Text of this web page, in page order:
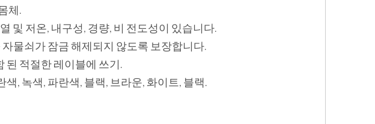
체.
및 저온, 내구성, 경량, 비 전도성이 있습니다.
물쇠가 잠금 해제되지 않도록 보장합니다.
된 적절한 레이블에 쓰기.
, 녹색, 파란색, 블랙, 브라운, 화이트, 블랙.